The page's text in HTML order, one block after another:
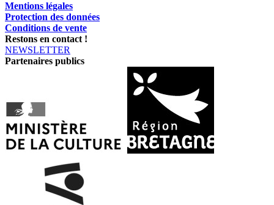
Mentions légales
Protection des données
Conditions de vente
Restons en contact !
NEWSLETTER
Partenaires publics